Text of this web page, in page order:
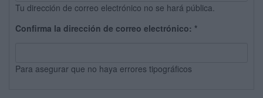
Tu dirección de correo electrónico no se hará pública.
Confirma la dirección de correo electrónico: *
Para asegurar que no haya errores tipográficos